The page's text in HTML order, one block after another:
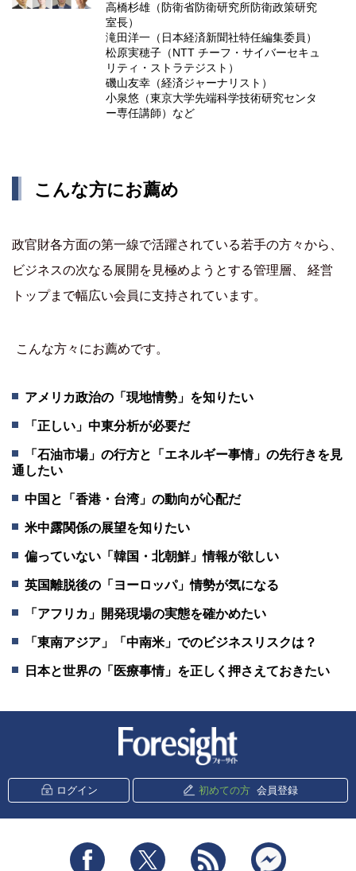
高橋杉雄（防衛省防衛研究所防衛政策研究
室長）
滝田洋一（日本経済新聞社特任編集委員）
松原実穂子（NTT チーフ・サイバーセキュ
リティ・ストラテジスト）
磯山友幸（経済ジャーナリスト）
小泉悠（東京大学先端科学技術研究センタ
ー専任講師）など
こんな方にお薦め
政官財各方面の第一線で活躍されている若手の方々から、
ビジネスの次なる展開を見極めようとする管理層、 経営
トップまで幅広い会員に支持されています。
こんな方々にお薦めです。
アメリカ政治の「現地情勢」を知りたい
「正しい」中東分析が必要だ
「石油市場」の行方と「エネルギー事情」の先行きを見
通したい
中国と「香港・台湾」の動向が心配だ
米中露関係の展望を知りたい
偏っていない「韓国・北朝鮮」情報が欲しい
英国離脱後の「ヨーロッパ」情勢が気になる
「アフリカ」開発現場の実態を確かめたい
「東南アジア」「中南米」でのビジネスリスクは？
日本と世界の「医療事情」を正しく押さえておきたい
ログイン 初めての方 会員登録
Facebook Twitter RSS